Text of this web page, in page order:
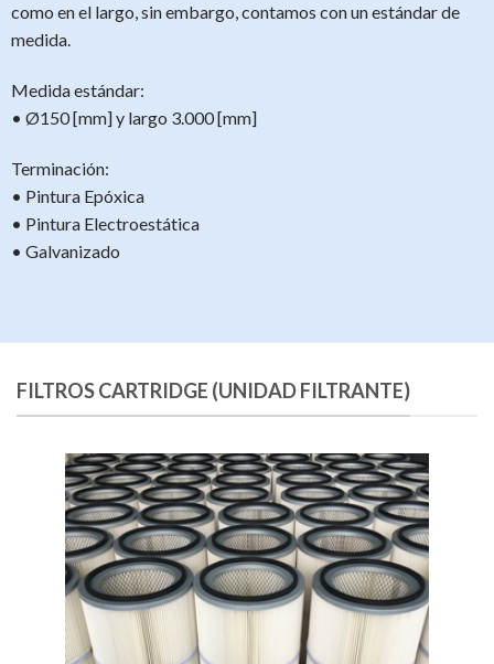
como en el largo, sin embargo, contamos con un estándar de
medida.
Medida estándar:
• Ø150 [mm] y largo 3.000 [mm]
Terminación:
• Pintura Epóxica
• Pintura Electroestática
• Galvanizado
FILTROS CARTRIDGE (UNIDAD FILTRANTE)